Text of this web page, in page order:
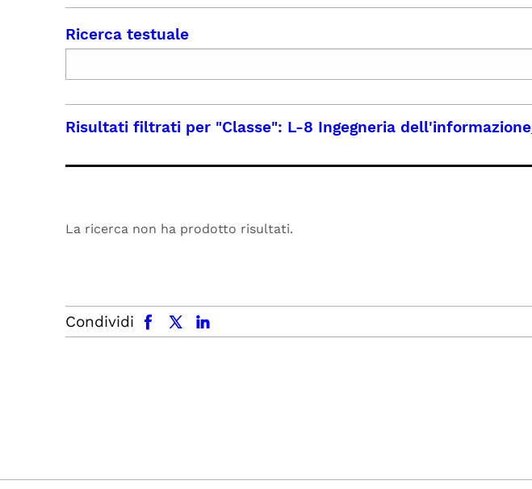
Ricerca testuale
Risultati filtrati per "Classe": L-8 Ingegneria dell'informazione
La ricerca non ha prodotto risultati.
Condividi
facebook x.com linkedin